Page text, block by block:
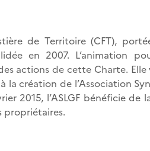
de Territoire (CFT),
en 2007. L’animation
actions de cette Charte.
à la création de l’Association
2015, l’ASLGF bénéficie
propriétaires.